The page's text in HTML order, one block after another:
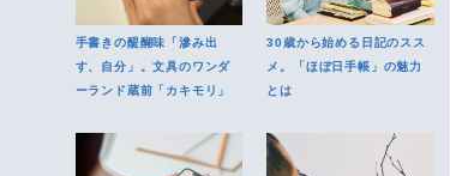
手書きの醍醐味「滲み出
す、自分」。文具のワンダ
ーランド蔵前「カキモリ」
30歳から始める日記のスス
メ。「ほぼ日手帳」の魅力
とは